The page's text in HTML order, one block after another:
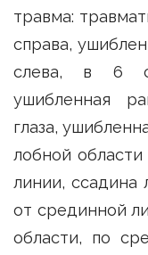
травма:
справа,
слева, в 6
ушибленная
глаза,
лобной
линии, ссадина
от срединной
области, по